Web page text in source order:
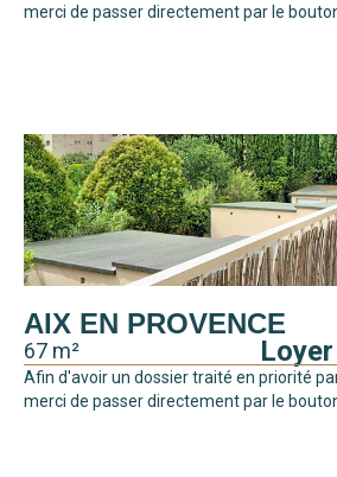
merci de passer directement par le
AIX EN PROVENCE
67 m²
Afin d'avoir un dossier traité en priorité
merci de passer directement par le bouton